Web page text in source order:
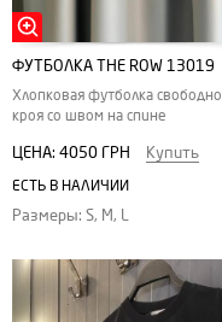
ФУТБОЛКА THE ROW 13019
Хлопковая футболка
кроя со швом на спине
ЦЕНА: 4050 ГРН Купить
ЕСТЬ В НАЛИЧИИ
Размеры: S, M, L